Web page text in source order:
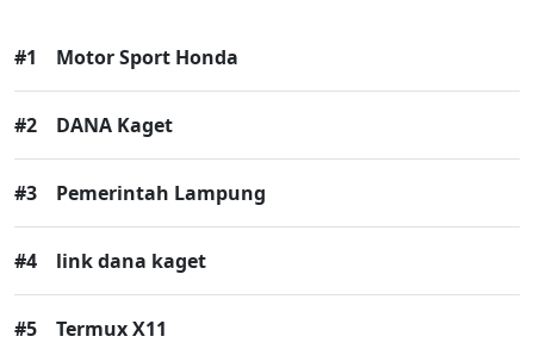
#1 Motor Sport Honda
#2 DANA Kaget
#3 Pemerintah Lampung
#4 link dana kaget
#5 Termux X11